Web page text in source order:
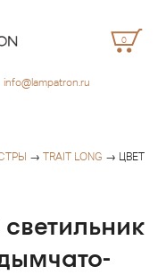
0
info@lampatron.ru
→ TRAIT LONG → ЦВЕТ